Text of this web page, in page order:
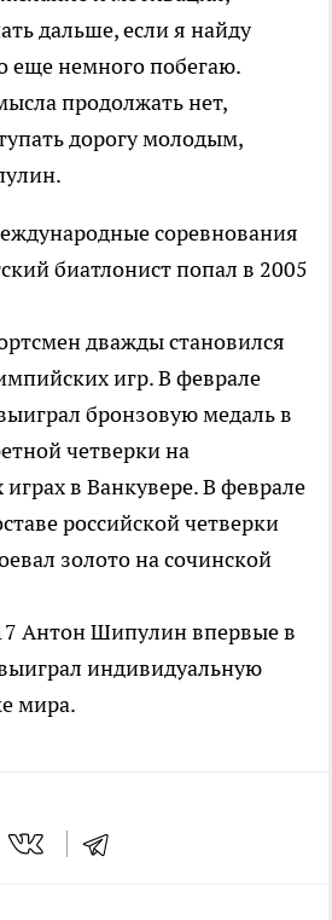
дальше, если я найду
еще немного побегаю.
продолжать нет,
дорогу молодым,
соревнования
биатлонист попал в 2005
дважды становился
игр. В феврале
бронзовую медаль в
четверки на
в Ванкувере. В феврале
российской четверки
золото на сочинской
Антон Шипулин впервые в
индивидуальную
мира.